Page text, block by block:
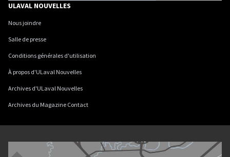
ULAVAL NOUVELLES
Nous joindre
Salle de presse
Conditions générales d'utilisation
À propos d'ULaval Nouvelles
Archives d'ULaval Nouvelles
Archives du Magazine Contact